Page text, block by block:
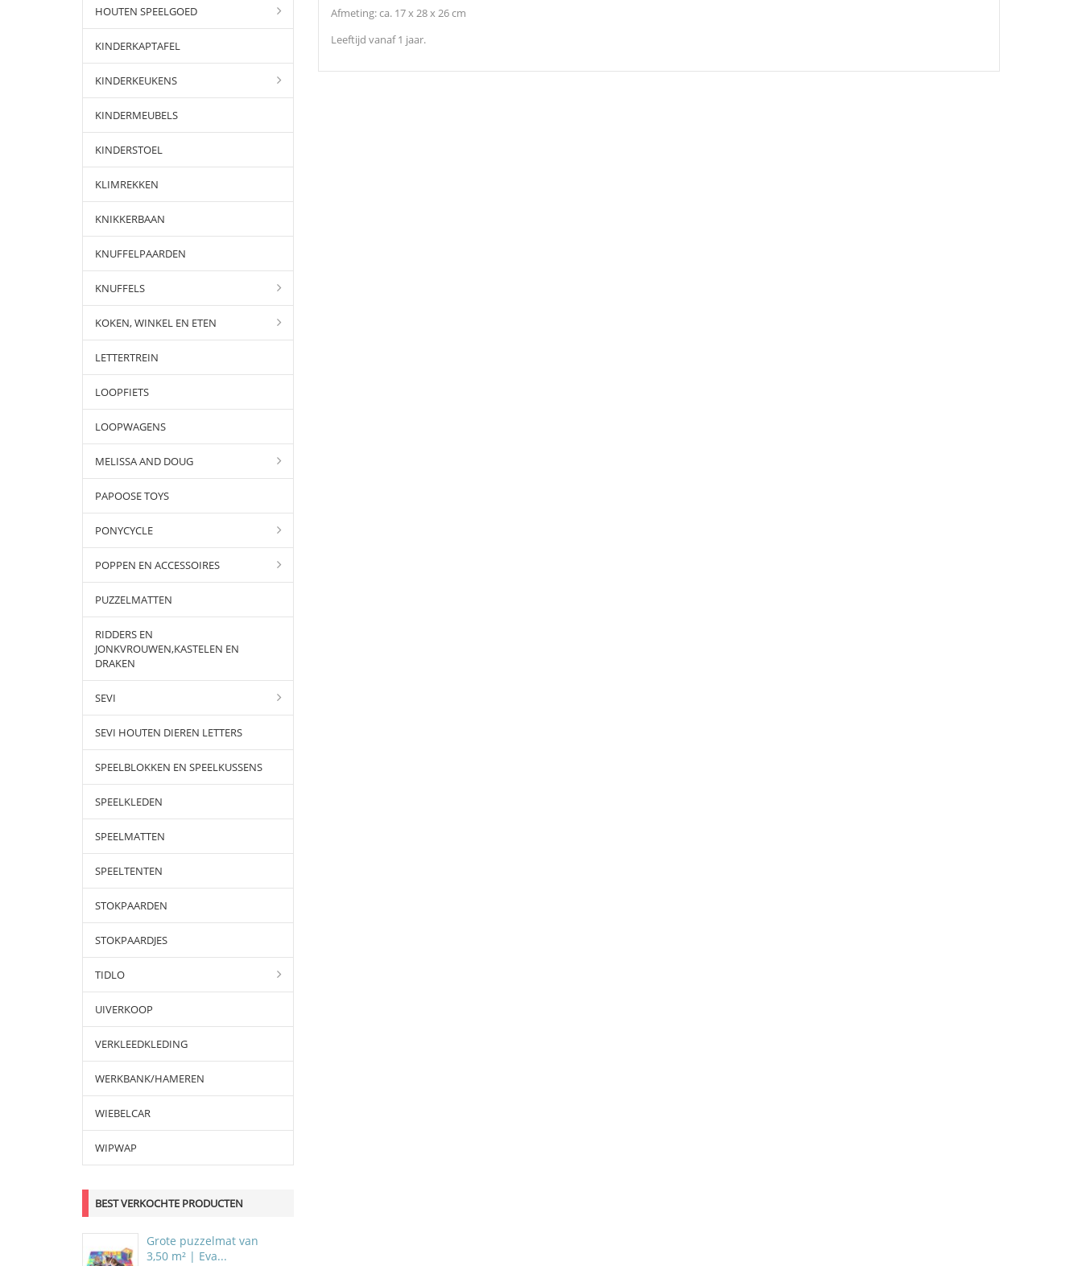
HOUTEN SPEELGOED
KINDERKAPTAFEL
KINDERKEUKENS
KINDERMEUBELS
KINDERSTOEL
KLIMREKKEN
KNIKKERBAAN
KNUFFELPAARDEN
KNUFFELS
KOKEN, WINKEL EN ETEN
LETTERTREIN
LOOPFIETS
LOOPWAGENS
MELISSA AND DOUG
PAPOOSE TOYS
PONYCYCLE
POPPEN EN ACCESSOIRES
PUZZELMATTEN
RIDDERS EN
JONKVROUWEN,KASTELEN EN
DRAKEN
SEVI
SEVI HOUTEN DIEREN LETTERS
SPEELBLOKKEN EN SPEELKUSSENS
SPEELKLEDEN
SPEELMATTEN
SPEELTENTEN
STOKPAARDEN
STOKPAARDJES
TIDLO
UIVERKOOP
VERKLEEDKLEDING
WERKBANK/HAMEREN
WIEBELCAR
WIPWAP
BEST VERKOCHTE PRODUCTEN
Grote puzzelmat van
3,50 m² | Eva...
Afmeting: ca. 17 x 28 x 26 cm
Leeftijd vanaf 1 jaar.